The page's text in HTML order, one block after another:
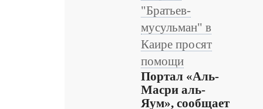
"Братьев-
мусульман" в
Каире просят
помощи
Портал «Аль-
Масри аль-
Яум», сообщает